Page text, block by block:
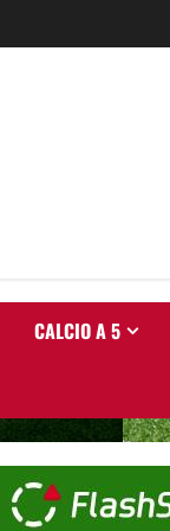
CALCIO A 5